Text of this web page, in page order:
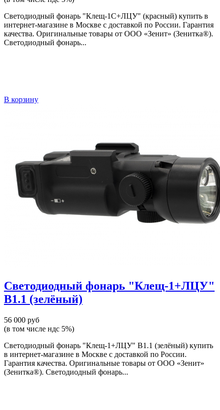
Светодиодный фонарь "Клещ-1С+ЛЦУ" (красный) купить в
интернет-магазине в Москве с доставкой по России. Гарантия
качества. Оригинальные товары от ООО «Зенит» (Зенитка®).
Светодиодный фонарь...
В корзину
Светодиодный фонарь "Клещ-1+ЛЦУ"
В1.1 (зелёный)
56 000 руб
(в том числе ндс 5%)
Светодиодный фонарь "Клещ-1+ЛЦУ" В1.1 (зелёный) купить
в интернет-магазине в Москве с доставкой по России.
Гарантия качества. Оригинальные товары от ООО «Зенит»
(Зенитка®). Светодиодный фонарь...